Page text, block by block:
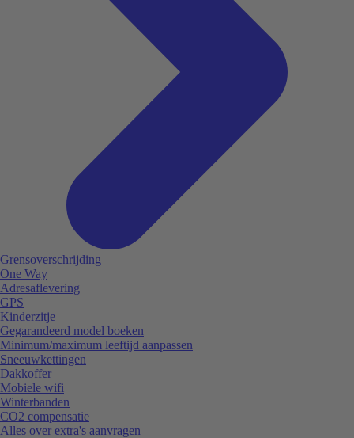
Grensoverschrijding
One Way
Adresaflevering
GPS
Kinderzitje
Gegarandeerd model boeken
Minimum/maximum leeftijd aanpassen
Sneeuwkettingen
Dakkoffer
Mobiele wifi
Winterbanden
CO2 compensatie
Alles over extra's aanvragen